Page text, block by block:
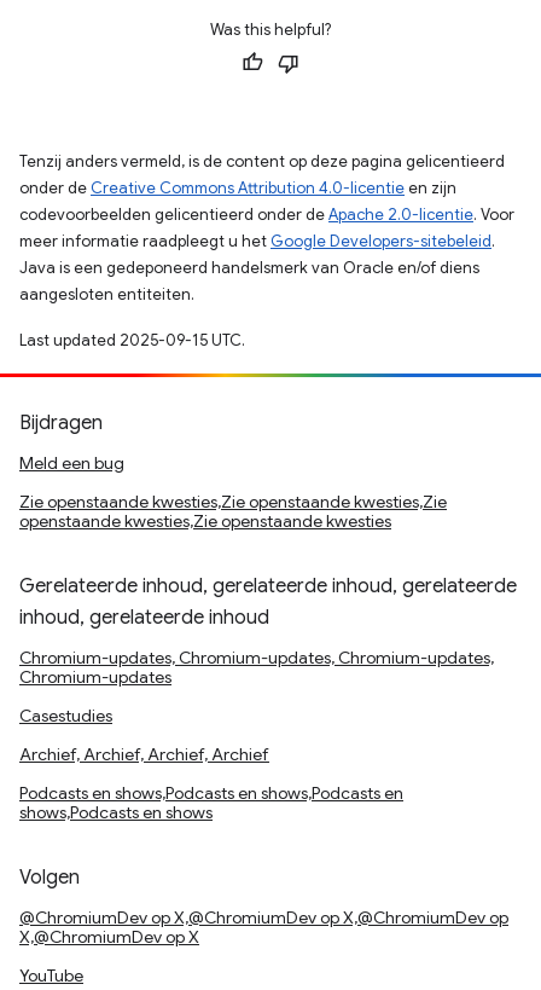
Was this helpful?
Tenzij anders vermeld, is de content op deze pagina gelicentieerd
onder de Creative Commons Attribution 4.0-licentieen zijn
codevoorbeelden gelicentieerd onder deApache 2.0-licentie. Voor
meer informatie raadpleegt u het Google Developers-sitebeleid.
Java is een gedeponeerd handelsmerk van Oracle en/of diens
aangesloten entiteiten.
Last updated 2025-09-15 UTC.
Bijdragen
Meld een bug
Zie openstaande kwesties,Zie openstaande kwesties,Zie
openstaande kwesties,Zie openstaande kwesties
Gerelateerde inhoud, gerelateerde inhoud, gerelateerde
inhoud, gerelateerde inhoud
Chromium-updates, Chromium-updates, Chromium-updates,
Chromium-updates
Casestudies
Archief, Archief, Archief, Archief
Podcasts en shows,Podcasts en shows,Podcasts en
shows,Podcasts en shows
Volgen
@ChromiumDev op X,@ChromiumDev op X,@ChromiumDev op
X,@ChromiumDev op X
YouTube